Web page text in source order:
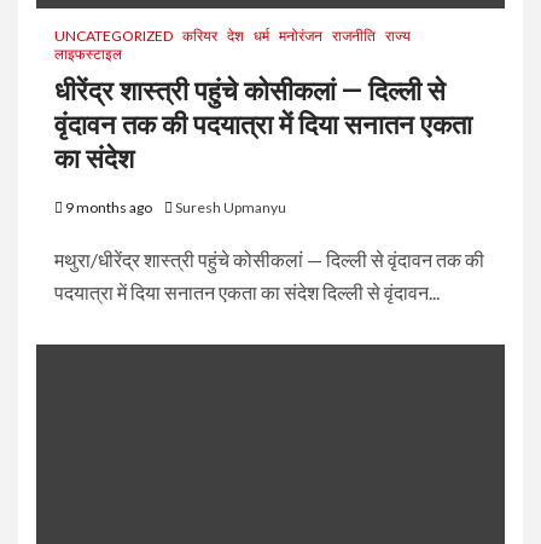
UNCATEGORIZED करियर देश धर्म मनोरंजन राजनीति राज्य
लाइफस्टाइल
धीरेंद्र शास्त्री पहुंचे कोसीकलां — दिल्ली से
वृंदावन तक की पदयात्रा में दिया सनातन एकता
का संदेश
9 months ago Suresh Upmanyu
मथुरा/धीरेंद्र शास्त्री पहुंचे कोसीकलां — दिल्ली से वृंदावन तक की
पदयात्रा में दिया सनातन एकता का संदेश दिल्ली से वृंदावन...